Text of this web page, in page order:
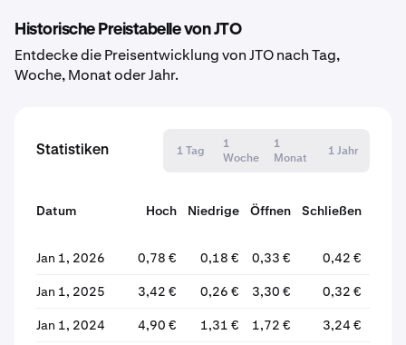
Historische Preistabelle von JTO
Entdecke die Preisentwicklung von JTO nach Tag,
Woche, Monat oder Jahr.
Statistiken 1 Tag
1
Woche
1
Monat
1 Jahr
Datum Hoch Niedrige Öffnen
Schließen
Jan 1, 2026
0,78 € 0,18 € 0,33 € 0,42 €
Jan 1, 2025 3,42 € 0,26 € 3,30 € 0,32 €
Jan 1, 2024 4,90 € 1,31 € 1,72 € 3,24 €